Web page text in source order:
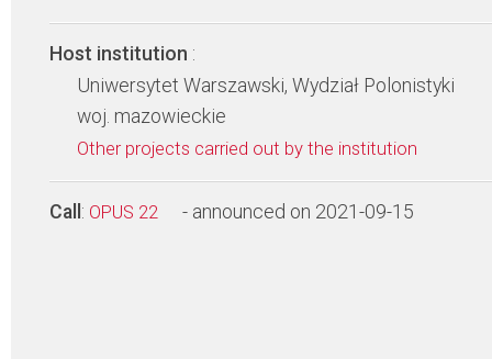
Host institution :
Uniwersytet Warszawski, Wydział Polonistyki
woj. mazowieckie
Other projects carried out by the institution
Call : OPUS 22 - announced on 2021-09-15